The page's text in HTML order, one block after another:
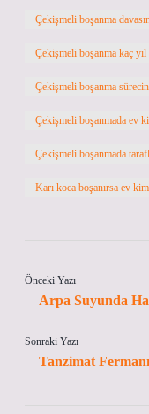
Çekişmeli boşanma
Çekişmeli boşanma kaç yıl
Çekişmeli boşanma
Çekişmeli boşanmada ev
Çekişmeli boşanmada
Karı koca boşanırsa ev
Önceki Yazı
Arpa Suyunda
Sonraki Yazı
Tanzimat